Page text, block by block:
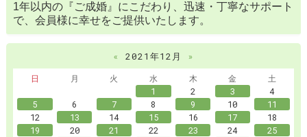
1年以内の『ご成婚』にこだわり、迅速・丁寧なサポート
で、会員様に幸せをご提供いたします。
« 2021年12月
»
日
月 火 水 木 金
土
1
2 3
4
5
6 7 8 9 10
11
12
13 14 15 16 17
18
19
20 21 22 23 24
25